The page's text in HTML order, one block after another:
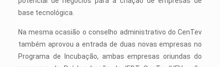
base tecnológica.
Na mesma ocasião o conselho administrativo do CenTev
também aprovou a entrada de duas novas empresas no
Programa de Incubação, ambas empresas oriundas do